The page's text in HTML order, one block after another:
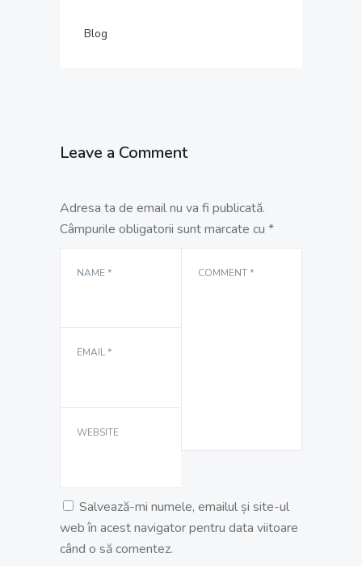
Blog
Leave a Comment
Adresa ta de email nu va fi publicată.
Câmpurile obligatorii sunt marcate cu *
COMMENT*
NAME*
EMAIL*
WEBSITE
Salvează-mi numele, emailul și site-ul
web în acest navigator pentru data viitoare
când o să comentez.